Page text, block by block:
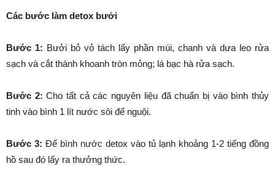
Các bước làm detox bưởi
Bước 1: Bưởi bỏ vỏ tách lấy phần múi, chanh và dưa leo rửa
sạch và cắt thành khoanh tròn mỏng; lá bạc hà rửa sạch.
Bước 2: Cho tất cả các nguyên liệu đã chuẩn bị vào bình thủy
tinh vào bình 1 lít nước sôi để nguội.
Bước 3: Để bình nước detox vào tủ lạnh khoảng 1-2 tiếng đồng
hồ sau đó lấy ra thưởng thức.